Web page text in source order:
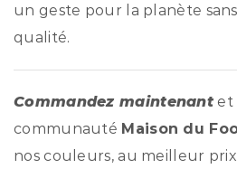
un geste pour la planète
qualité.
Commandez maintenant et
communauté Maison du
nos couleurs, au meilleur